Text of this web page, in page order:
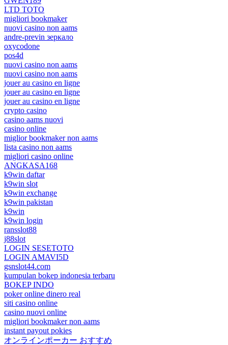
LTD TOTO
migliori bookmaker
nuovi casino non aams
andre-previn зеркало
oxycodone
pos4d
nuovi casino non aams
nuovi casino non aams
jouer au casino en ligne
jouer au casino en ligne
jouer au casino en ligne
crypto casino
casino aams nuovi
casino online
miglior bookmaker non aams
lista casino non aams
migliori casino online
ANGKASA168
k9win daftar
k9win slot
k9win exchange
k9win pakistan
k9win
k9win login
ransslot88
j88slot
LOGIN SESETOTO
LOGIN AMAVI5D
gsnslot44.com
kumpulan bokep indonesia terbaru
BOKEP INDO
poker online dinero real
siti casino online
casino nuovi online
migliori bookmaker non aams
instant payout pokies
オンラインポーカー おすすめ